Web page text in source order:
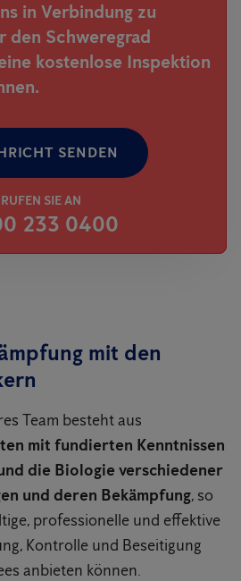
in Verbindung zu
den Schweregrad
kostenlose Inspektion
SENDEN
RUFEN SIE AN
233 0400
mit den
Team besteht aus
mit fundierten Kenntnissen
die Biologie verschiedener
und deren Bekämpfung, so
professionelle und effektive
Kontrolle und Beseitigung
anbieten können.